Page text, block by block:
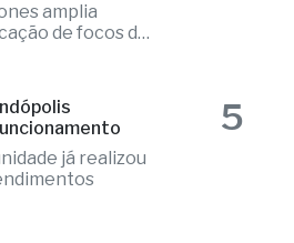
amplia
de focos de
já realizou
5